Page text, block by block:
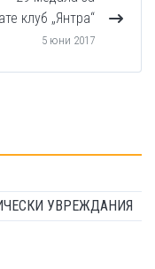
клуб „Янтра“
5 юни 2017
УВРЕЖДАНИЯ